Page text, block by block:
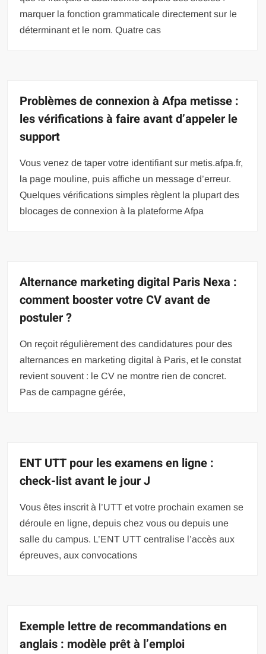
marquer la fonction grammaticale directement sur le
déterminant et le nom. Quatre cas
Problèmes de connexion à Afpa metisse :
les vérifications à faire avant d’appeler le
support
Vous venez de taper votre identifiant sur metis.afpa.fr,
la page mouline, puis affiche un message d’erreur.
Quelques vérifications simples règlent la plupart des
blocages de connexion à la plateforme Afpa
Alternance marketing digital Paris Nexa :
comment booster votre CV avant de
postuler ?
On reçoit régulièrement des candidatures pour des
alternances en marketing digital à Paris, et le constat
revient souvent : le CV ne montre rien de concret.
Pas de campagne gérée,
ENT UTT pour les examens en ligne :
check-list avant le jour J
Vous êtes inscrit à l’UTT et votre prochain examen se
déroule en ligne, depuis chez vous ou depuis une
salle du campus. L’ENT UTT centralise l’accès aux
épreuves, aux convocations
Exemple lettre de recommandations en
anglais : modèle prêt à l’emploi